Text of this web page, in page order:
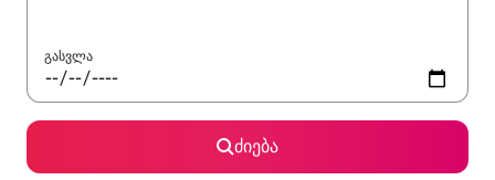
გასვლა
ძიება